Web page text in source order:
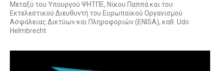
Μεταξύ του Υπουργού ΨΗΤΠΕ, Νίκου Παππά και του
Εκτελεστικού Διευθυντή του Ευρωπαϊκού Οργανισμού
Ασφάλειας Δικτύων και Πληροφοριών (ENISA), καθ. Udo
Helmbrecht